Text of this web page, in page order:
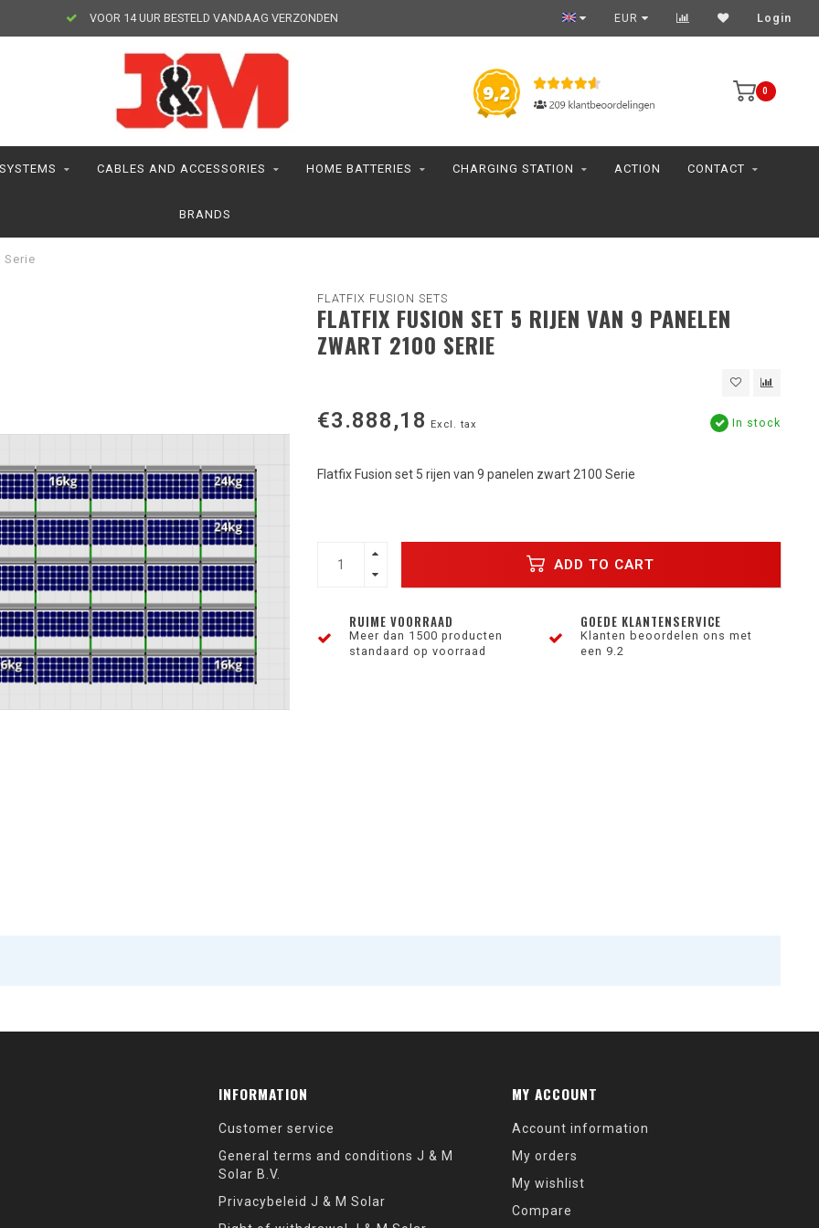
VOOR 14 UUR BESTELD VANDAAG VERZONDEN EUR Login
0
CABLES AND ACCESSORIES HOME BATTERIES CHARGING STATION ACTION CONTACT
BRANDS
Serie
FLATFIX FUSION SETS
FLATFIX FUSION SET 5 RIJEN VAN 9 PANELEN
ZWART 2100 SERIE
€3.888,18 Excl. tax In stock
Flatfix Fusion set 5 rijen van 9 panelen zwart 2100 Serie
ADD TO CART
RUIME VOORRAAD
Meer dan 1500 producten
standaard op voorraad
GOEDE KLANTENSERVICE
Klanten beoordelen ons met
een 9.2
INFORMATION
Customer service
General terms and conditions J & M
Solar B.V.
Privacybeleid J & M Solar
MY ACCOUNT
Account information
My orders
My wishlist
Compare